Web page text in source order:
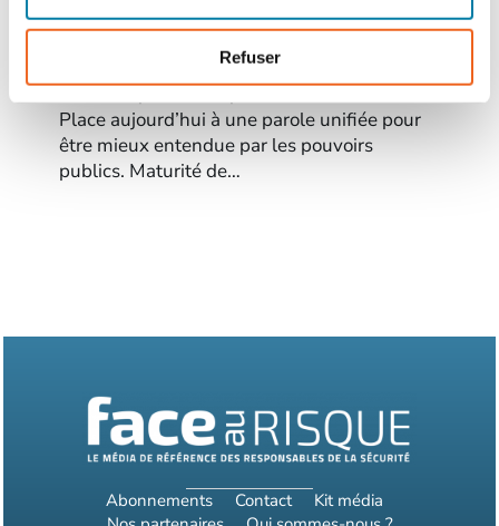
Refuser
10 mars 2023
organisations patronales qui avaient défrayé
la chronique durant plusieurs décennies.
Place aujourd’hui à une parole unifiée pour
être mieux entendue par les pouvoirs
publics. Maturité de…
Abonnements Contact
Kit média